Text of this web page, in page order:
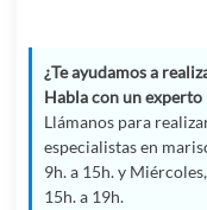
¿Te ayudamos a
Habla con un experto
Llámanos para
especialistas en
9h. a 15h. y
15h. a 19h.